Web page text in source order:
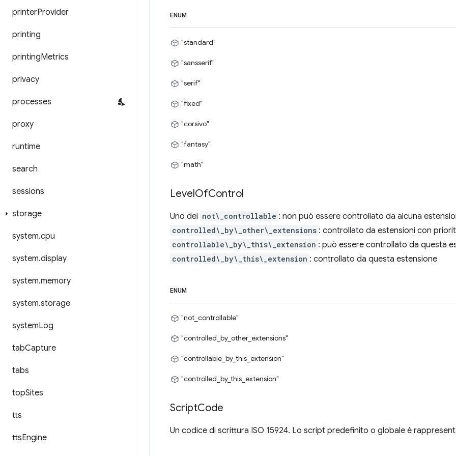
printerProvider
printing
printingMetrics
privacy
processes
proxy
runtime
search
sessions
storage
system.cpu
system.display
system.memory
system.storage
systemLog
tabCapture
tabs
topSites
tts
ttsEngine
ENUM
"standard"
"sansserif"
"serif"
"fixed"
"corsivo"
"fantasy"
"math"
LevelOfControl
Uno dei not\_controllable : non può essere controllato da alcuna
controlled\_by\_other\_extensions : controllato da estensioni con
controllable\_by\_this\_extension : può essere controllato da questa
controlled\_by\_this\_extension : controllato da questa estensione
ENUM
"not_controllable"
"controlled_by_other_extensions"
"controllable_by_this_extension"
"controlled_by_this_extension"
ScriptCode
Un codice di scrittura ISO 15924. Lo script predefinito o globale è